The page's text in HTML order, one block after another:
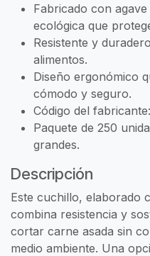
Fabricado con
ecológica que
Resistente y
alimentos.
Diseño ergonómico
cómodo y seguro.
Código del
Paquete de 250
grandes.
Descripción
Este cuchillo, elaborado
combina resistencia y
cortar carne asada sin
medio ambiente. Una